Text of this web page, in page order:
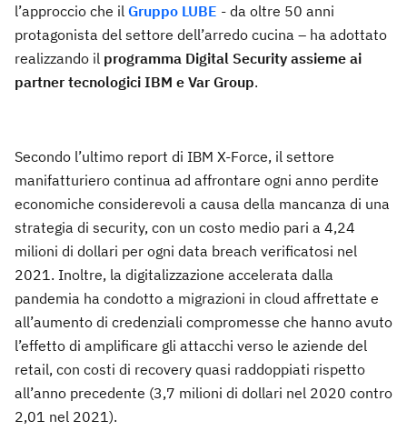
l’approccio che il Gruppo LUBE - da oltre 50 anni
protagonista del settore dell’arredo cucina – ha adottato
realizzando il programma Digital Security assieme ai
partner tecnologici IBM e Var Group.
Secondo l’ultimo report di IBM X-Force, il settore
manifatturiero continua ad affrontare ogni anno perdite
economiche considerevoli a causa della mancanza di una
strategia di security, con un costo medio pari a 4,24
milioni di dollari per ogni data breach verificatosi nel
2021. Inoltre, la digitalizzazione accelerata dalla
pandemia ha condotto a migrazioni in cloud affrettate e
all’aumento di credenziali compromesse che hanno avuto
l’effetto di amplificare gli attacchi verso le aziende del
retail, con costi di recovery quasi raddoppiati rispetto
all’anno precedente (3,7 milioni di dollari nel 2020 contro
2,01 nel 2021).